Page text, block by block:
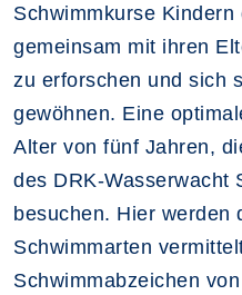
Schwimmkurse Kindern
gemeinsam mit ihren
zu erforschen und sich
gewöhnen. Eine
Alter von fünf Jahren,
des DRK-Wasserwacht
besuchen. Hier werden
Schwimmarten
Schwimmabzeichen